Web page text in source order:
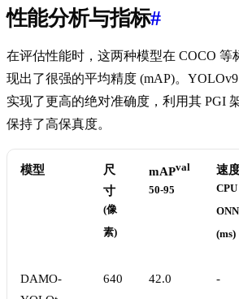
性能分析与指标#
在评估性能时，这两种模型在 COCO 等
现出了很强的平均精度 (mAP)。
实现了更高的绝对准确度，利用其 PGI
保持了高保真度。
模型
尺
寸
(像
素)
mAPval
50-95
速
CPU
(ms)
DAMO-
640 42.0 -